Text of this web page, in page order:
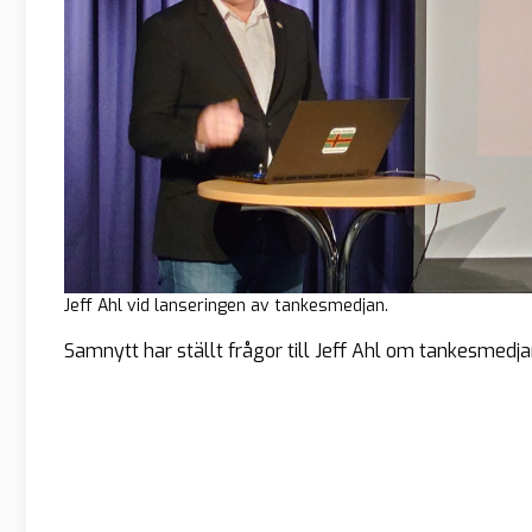
Jeff Ahl vid lanseringen av tankesmedjan.
Samnytt har ställt frågor till Jeff Ahl om